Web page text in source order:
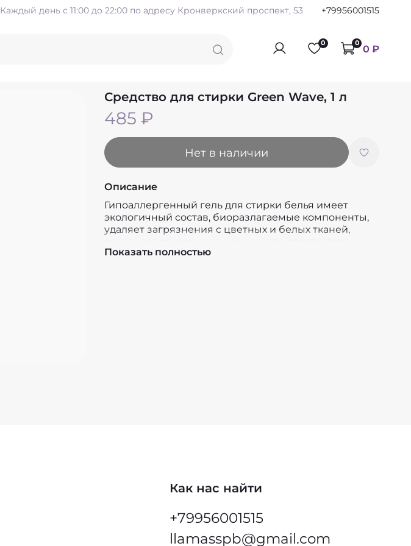
Каждый день с 11:00 до 22:00 по адресу Кронверкский проспект, 53 +79956001515
0 0 0 ₽
Средство для стирки Green Wave, 1 л
485 ₽
Нет в наличии
Описание
Гипоаллергенный гель для стирки белья имеет
экологичный состав, биоразлагаемые компоненты,
удаляет загрязнения с цветных и белых тканей,
налета, подходит для стирки в холодной воде,
Показать полностью
Как нас найти
+79956001515
llamasspb@gmail.com